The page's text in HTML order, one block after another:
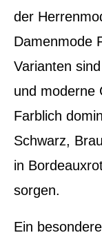
der
Damenmode
Varianten
und moderne
Farblich
Schwarz,
in
sorgen.
Ein